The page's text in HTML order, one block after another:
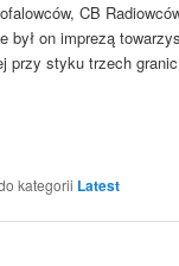
CB
był on imprezą
przy styku trzech
kategorii Latest